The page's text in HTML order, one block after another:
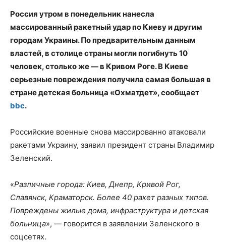
Россия утром в понедельник нанесла
массированный ракетный удар по Киеву и другим
городам Украины. По предварительным данным
властей, в столице страны могли погибнуть 10
человек, столько же — в Кривом Роге. В Киеве
серьезные повреждения получила самая большая в
стране детская больница «Охматдет», сообщает
bbc.
Российские военные снова массированно атаковали
ракетами Украину, заявил президент страны Владимир
Зеленский.
«Различные города: Киев, Днепр, Кривой Рог,
Славянск, Краматорск. Более 40 ракет разных типов.
Повреждены жилые дома, инфраструктура и детская
больница», — говорится в заявлении Зеленского в
соцсетях.